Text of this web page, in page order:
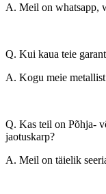
A. Meil ​​on whatsapp,
Q. Kui kaua teie
A. Kogu meie
Q. Kas teil on Põhja-
jaotuskarp?
A. Meil ​​on täielik